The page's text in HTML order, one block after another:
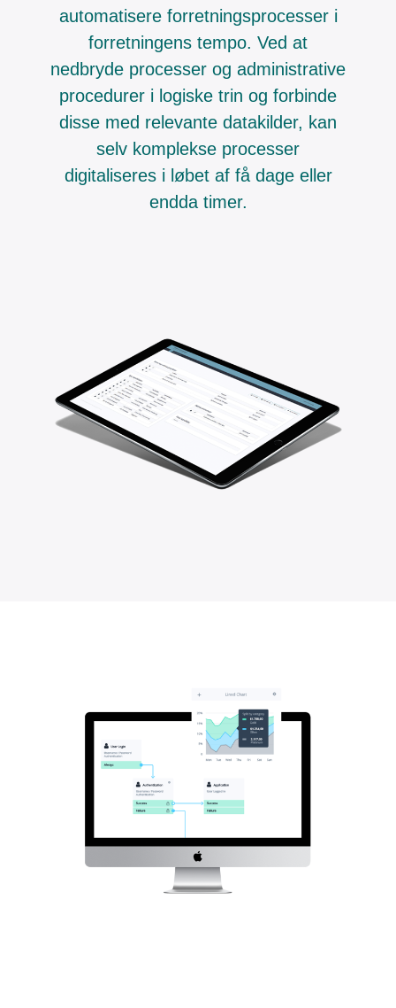
automatisere forretningsprocesser i
forretningens tempo. Ved at
nedbryde processer og administrative
procedurer i logiske trin og forbinde
disse med relevante datakilder, kan
selv komplekse processer
digitaliseres i løbet af få dage eller
endda timer.